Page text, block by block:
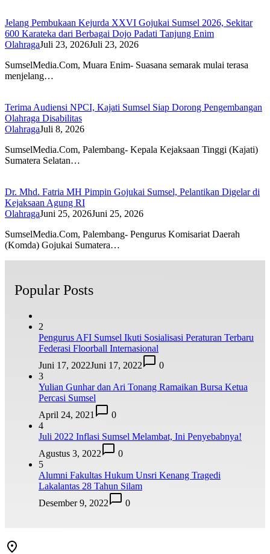
Jelang Pembukaan Kejurda XXVI Gojukai Sumsel 2026, Sekitar
600 Karateka dari Berbagai Dojo Padati Tanjung Enim
OlahragaJuli 23, 2026Juli 23, 2026
SumselMedia.Com, Muara Enim- Suasana semarak mulai terasa
menjelang…
Terima Audiensi NPCI, Kajati Sumsel Siap Dorong Pengembangan
Olahraga Disabilitas
OlahragaJuli 8, 2026
SumselMedia.Com, Palembang- Kepala Kejaksaan Tinggi (Kajati)
Sumatera Selatan…
Dr. Mhd. Fatria MH Pimpin Gojukai Sumsel, Pelantikan Digelar di
Kejaksaan Agung RI
OlahragaJuni 25, 2026Juni 25, 2026
SumselMedia.Com, Palembang- Pengurus Komisariat Daerah
(Komda) Gojukai Sumatera…
Popular Posts
2
Pengurus AFI Sumsel Ikuti Sosialisasi Peraturan Terbaru
Federasi Floorball Internasional
Juni 17, 2022Juni 17, 2022
0
3
Yulian Gunhar dan Ari Tonang Ramaikan Bursa Ketua
Percasi Sumsel
April 24, 2021
0
4
Juli 2022 Inflasi Sumsel Melambat, Ini Penyebabnya!
Agustus 3, 2022
0
5
Alumni Fakultas Hukum Unsri Kenang Tragedi
Lakalantas 28 Tahun Silam
Desember 9, 2022
0